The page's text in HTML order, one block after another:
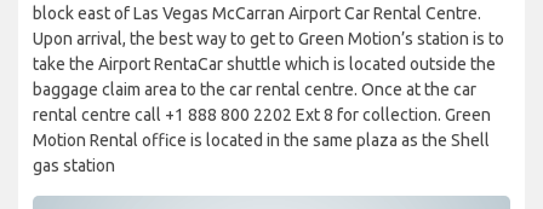
block east of Las Vegas McCarran Airport Car Rental Centre.
Upon arrival, the best way to get to Green Motion’s station is to
take the Airport RentaCar shuttle which is located outside the
baggage claim area to the car rental centre. Once at the car
rental centre call +1 888 800 2202 Ext 8 for collection. Green
Motion Rental office is located in the same plaza as the Shell
gas station